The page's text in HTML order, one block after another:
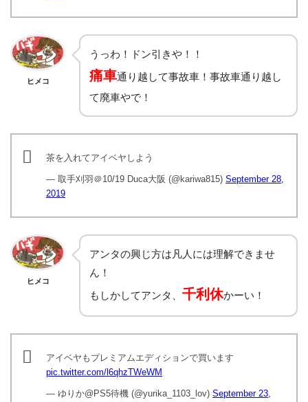
ヒメコ
うっわ！ドン引きや！！
痛車通り越して事故車！事故車通り越し
て廃車やで！
茶を入れてアイベヤしよう
— 取手刈羽＠10/19 Duca大阪 (@kariwa815) September 28,
2019
ヒメコ
アンタの興じ方は凡人には理解できませ
ん！
もしかしてアンタ、 千利休かーい！
アイベヤもプレミアムエディションで買います
pic.twitter.com/l6qhzTWeWM
— ゆりか@PS5待機 (@yurika_1103_lov) September 23,